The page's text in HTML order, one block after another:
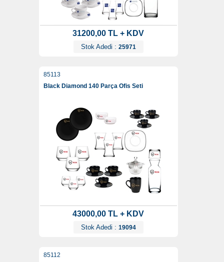
31200,00 TL + KDV
Stok Adedi : 25971
85113
Black Diamond 140 Parça Ofis Seti
43000,00 TL + KDV
Stok Adedi : 19094
85112